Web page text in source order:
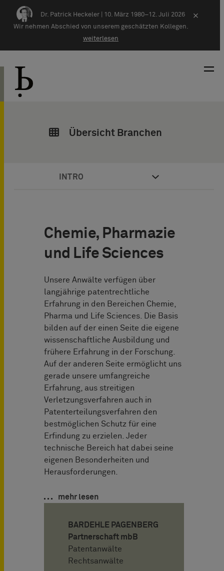
Zum Inhalt springen
Dr. Patrick Heckeler | 10. März 1980–12. Juli 2026
Wir nehmen Abschied von unserem geschätzten Kollegen.
weiterlesen
×
Übersicht Branchen
INTRO
Chemie, Pharmazie
und Life Sciences
Unsere Anwälte verfügen über
langjährige patentrechtliche
Erfahrung in den Bereichen Chemie,
Pharma und Life Sciences. Die Basis
bilden auf der einen Seite die eigene
wissenschaftliche Ausbildung und
frühere Erfahrung in der Forschung.
Auf der anderen Seite ermöglicht uns
gerade unsere umfangreiche
Erfahrung, aus streitigen
Verletzungsverfahren auch in
Patenterteilungsverfahren den
bestmöglichen Schutz für eine
Erfindung zu erzielen. Jeder
technische Bereich hat dabei seine
eigenen Besonderheiten und
Herausforderungen.
mehr lesen
BARDEHLE PAGENBERG
Partnerschaft mbB
Patentanwälte
Rechtsanwälte